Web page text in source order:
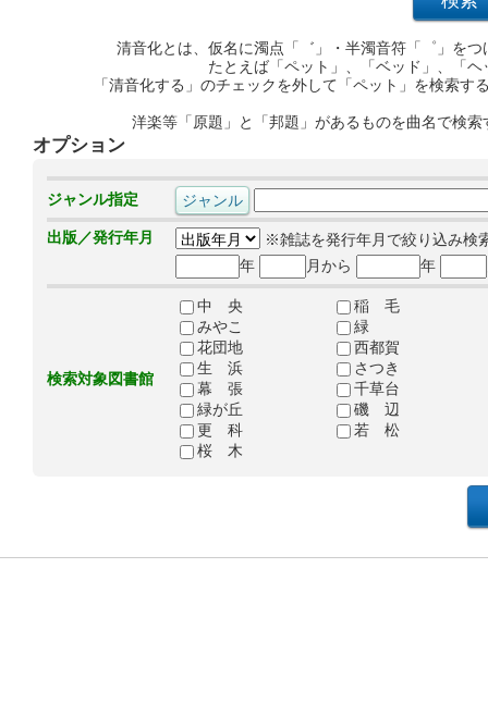
清音化とは、仮名に濁点「゛」・半濁音符「゜」を
たとえば「ペット」、「ベッド」、「
「清音化する」のチェックを外して「ペット」を検索
洋楽等「原題」と「邦題」があるものを曲名で検
オプション
ジャンル指定
出版／発行年月
※雑誌を発行年月で絞り込み検
年
月から 年
検索対象図書館
中 央
稲 毛
みやこ
緑
花団地
西都賀
生 浜
さつき
幕 張
千草台
緑が丘
磯 辺
更 科
若 松
桜 木